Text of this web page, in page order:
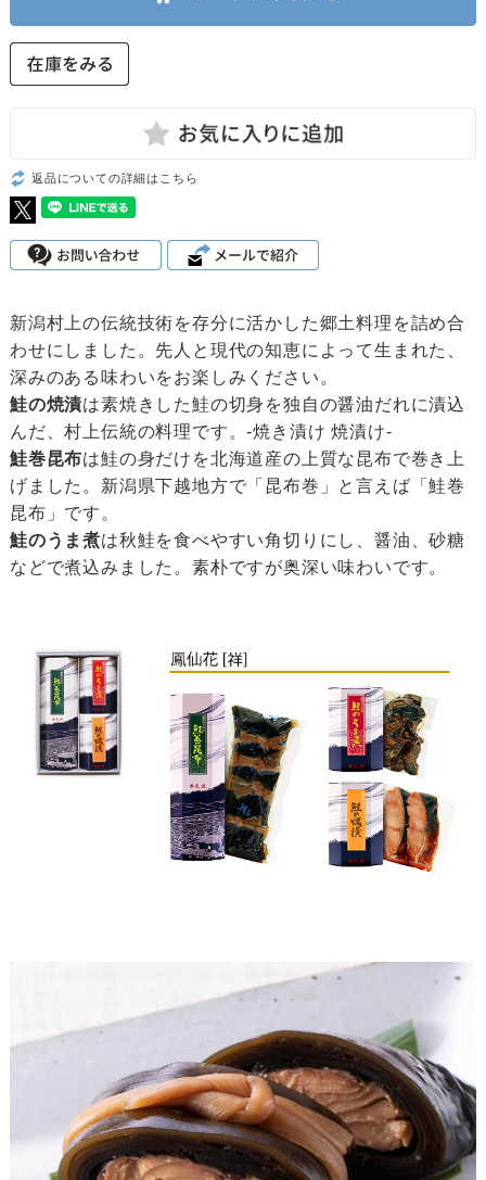
返品についての詳細はこちら
新潟村上の伝統技術を存分に活かした郷土料理を詰め合
わせにしました。先人と現代の知恵によって生まれた、
深みのある味わいをお楽しみください。
鮭の焼漬は素焼きした鮭の切身を独自の醤油だれに漬込
んだ、村上伝統の料理です。-焼き漬け 焼漬け-
鮭巻昆布は鮭の身だけを北海道産の上質な昆布で巻き上
げました。新潟県下越地方で「昆布巻」と言えば「鮭巻
昆布」です。
鮭のうま煮は秋鮭を食べやすい角切りにし、醤油、砂糖
などで煮込みました。素朴ですが奥深い味わいです。